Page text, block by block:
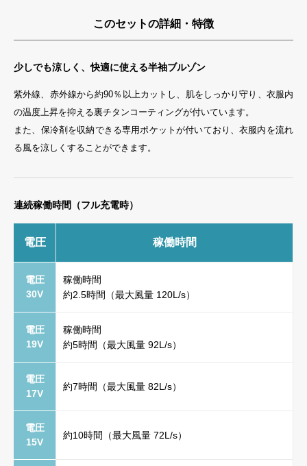
このセットの詳細・特徴
少しでも涼しく、快適に使える半袖ブルゾン
紫外線、赤外線から約90％以上カットし、肌をしっかり守り、衣服内
の温度上昇を抑える裏チタンコーティングが付いています。
また、保冷剤を収納できる専用ポケットが付いており、衣服内を流れ
る風を涼しくすることができます。
連続稼働時間（フル充電時）
電圧 稼働時間
電圧
30V
稼働時間
約2.5時間（最大風量 120L/s）
電圧
19V
稼働時間
約5時間（最大風量 92L/s）
電圧
17V
約7時間（最大風量 82L/s）
電圧
15V
約10時間（最大風量 72L/s）